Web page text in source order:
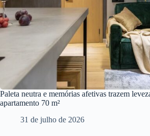
Paleta neutra e memórias afetivas trazem
apartamento 70 m²
31 de julho de 2026